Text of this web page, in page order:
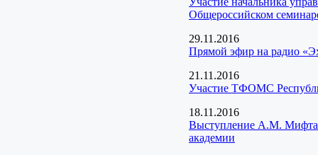
Общероссийском
29.11.2016
Прямой эфир на радио
21.11.2016
Участие ТФОМС
18.11.2016
Выступление А.М.
академии